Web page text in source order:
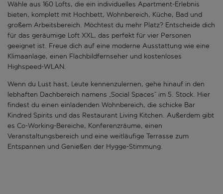
Wähle aus 160 Lofts, die ein individuelles Apartment-Erlebnis
bieten, komplett mit Hochbett, Wohnbereich, Küche, Bad und
großem Arbeitsbereich. Möchtest du mehr Platz? Entscheide dich
für das geräumige Loft XXL, das perfekt für vier Personen
geeignet ist. Freue dich auf eine moderne Ausstattung wie eine
Klimaanlage, einen Flachbildfernseher und kostenloses
Highspeed-WLAN.
Wenn du Lust hast, Leute kennenzulernen, gehe hinauf in den
lebhaften Dachbereich namens „Social Spaces“ im 5. Stock. Hier
findest du einen einladenden Wohnbereich, die schicke Bar
Kindred Spirits und das Restaurant Living Kitchen. Außerdem gibt
es Co-Working-Bereiche, Konferenzräume, einen
Veranstaltungsbereich und eine weitläufige Terrasse zum
Entspannen und Genießen der Hygge-Stimmung.